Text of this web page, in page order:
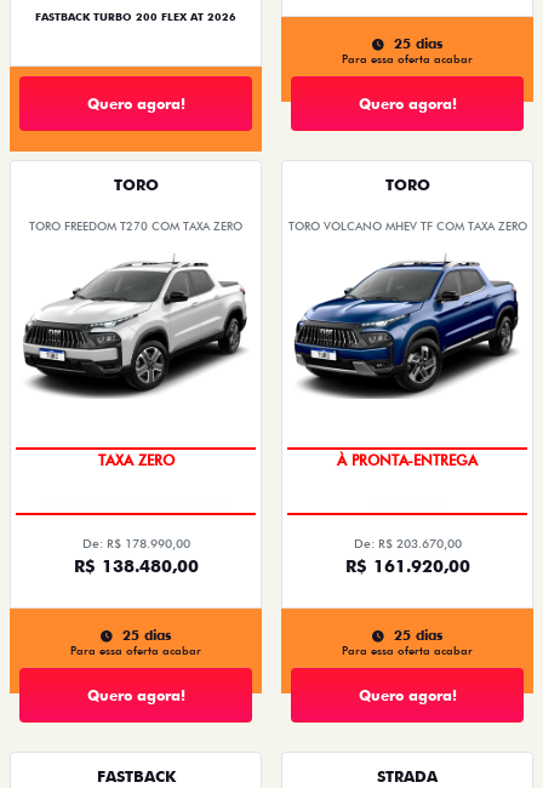
FASTBACK TURBO 200 FLEX AT 2026
Quero agora!
25 dias
Para essa oferta acabar
Quero agora!
TORO
TORO FREEDOM T270 COM TAXA ZERO
TAXA ZERO
De: R$ 178.990,00
R$ 138.480,00
25 dias
Para essa oferta acabar
Quero agora!
TORO
TORO VOLCANO MHEV TF COM TAXA ZERO
À PRONTA-ENTREGA
De: R$ 203.670,00
R$ 161.920,00
25 dias
Para essa oferta acabar
Quero agora!
FASTBACK STRADA